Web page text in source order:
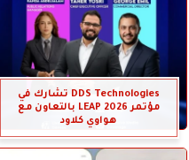
DDS Technologies تشارك في
مؤتمر LEAP 2026 بالتعاون مع
هواوي كلاود